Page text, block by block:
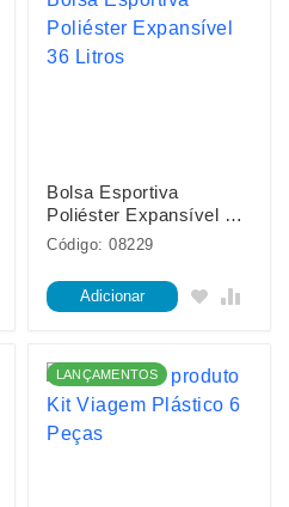
Bolsa Esportiva
Poliéster Expansível 36
Litros
Código: 08229
Adicionar
LANÇAMENTOS